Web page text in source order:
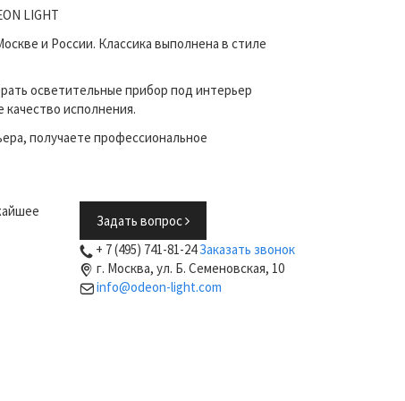
LIGHT
и России. Классика выполнена в стиле
осветительные прибор под интерьер
качество исполнения.
получаете профессиональное
Задать вопрос
+ 7 (495) 741-81-24Заказать звонок
г. Москва, ул. Б. Семеновская, 10
info@odeon-light.com